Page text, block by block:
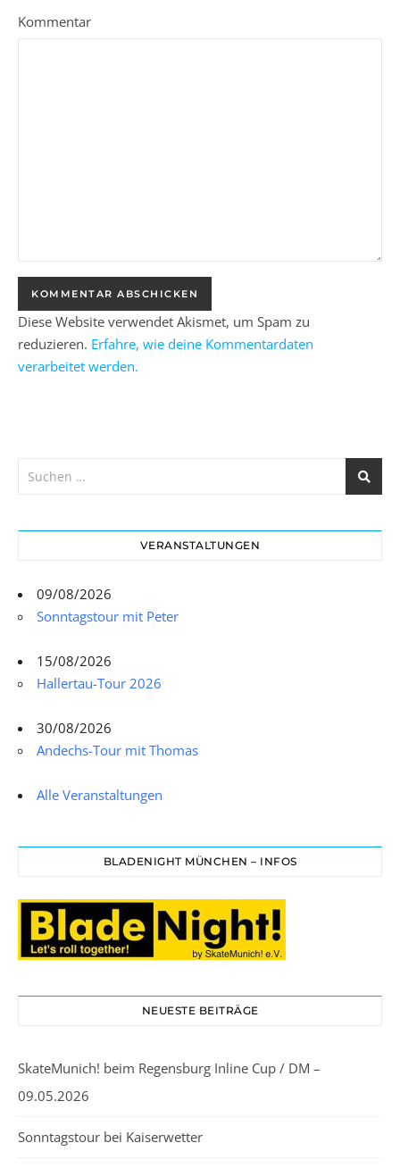
Kommentar
Diese Website verwendet Akismet, um Spam zu
reduzieren. Erfahre, wie deine Kommentardaten
verarbeitet werden.
VERANSTALTUNGEN
09/08/2026
Sonntagstour mit Peter
15/08/2026
Hallertau-Tour 2026
30/08/2026
Andechs-Tour mit Thomas
Alle Veranstaltungen
BLADENIGHT MÜNCHEN – INFOS
NEUESTE BEITRÄGE
SkateMunich! beim Regensburg Inline Cup / DM –
09.05.2026
Sonntagstour bei Kaiserwetter